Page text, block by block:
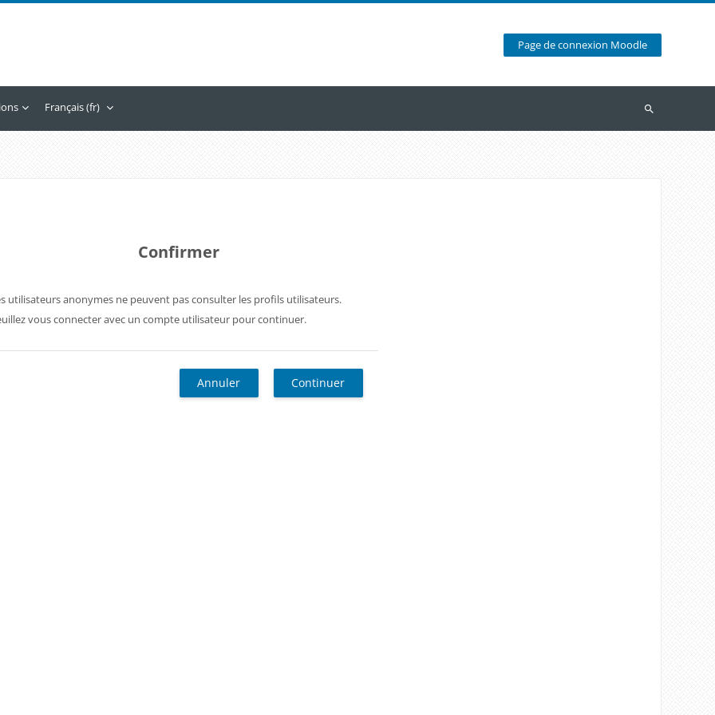
Page de connexion Moodle
Français ‎(fr)‎
Recherche
Confirmer
utilisateurs anonymes ne peuvent pas consulter les profils utilisateurs.
vous connecter avec un compte utilisateur pour continuer.
Annuler Continuer